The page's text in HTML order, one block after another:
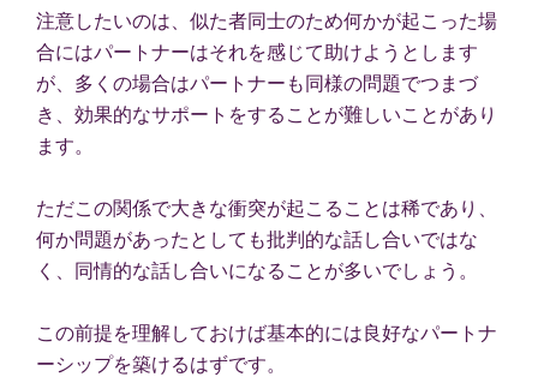
注意したいのは、似た者同士のため何かが起こった場
合にはパートナーはそれを感じて助けようとします
が、多くの場合はパートナーも同様の問題でつまづ
き、効果的なサポートをすることが難しいことがあり
ます。
ただこの関係で大きな衝突が起こることは稀であり、
何か問題があったとしても批判的な話し合いではな
く、同情的な話し合いになることが多いでしょう。
この前提を理解しておけば基本的には良好なパートナ
ーシップを築けるはずです。